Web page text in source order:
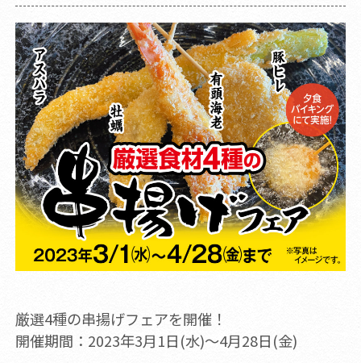
厳選4種の串揚げフェアを開催！
開催期間：2023年3月1日(水)～4月28日(金)